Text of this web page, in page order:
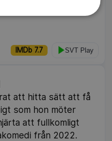
dem samman. Tysk
IMDb 7.7 SVT Play
att hitta sätt att få
som hon möter
att fullkomligt
från 2022.